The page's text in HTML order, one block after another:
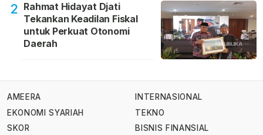
2 Rahmat Hidayat Djati
Tekankan Keadilan Fiskal
untuk Perkuat Otonomi
Daerah
AMEERA
EKONOMI SYARIAH
SKOR
INTERNASIONAL
TEKNO
BISNIS FINANSIAL